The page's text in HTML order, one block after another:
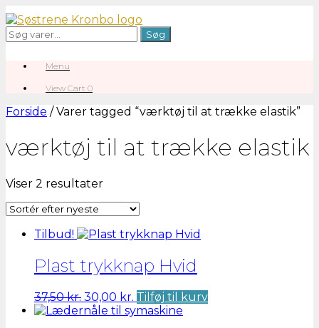
Gå
til
indhold
Søg
efter:
Søg
Menu
View
cart
View Cart 0
Forside / Varer tagged “værktøj til at trække elastik”
værktøj til at trække elastik
Viser 2 resultaterSorteret
seneste
Tilbud!
Plast trykknap Hvid
37,50kr. Den
oprindelige
30,00 kr. Den
aktuelle
Tilføj til kurv